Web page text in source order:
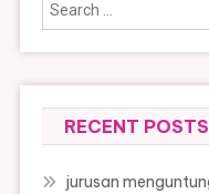
RECENT POSTS
jurusan